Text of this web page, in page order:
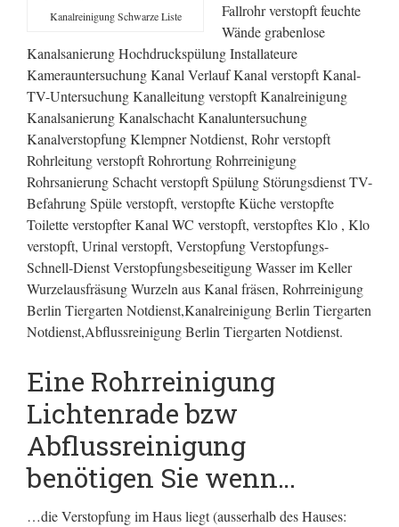
Kanalreinigung Schwarze Liste
Fallrohr verstopft feuchte
Wände grabenlose
Kanalsanierung Hochdruckspülung Installateure
Kamerauntersuchung Kanal Verlauf Kanal verstopft Kanal-
TV-Untersuchung Kanalleitung verstopft Kanalreinigung
Kanalsanierung Kanalschacht Kanaluntersuchung
Kanalverstopfung Klempner Notdienst, Rohr verstopft
Rohrleitung verstopft Rohrortung Rohrreinigung
Rohrsanierung Schacht verstopft Spülung Störungsdienst TV-
Befahrung Spüle verstopft, verstopfte Küche verstopfte
Toilette verstopfter Kanal WC verstopft, verstopftes Klo , Klo
verstopft, Urinal verstopft, Verstopfung Verstopfungs-
Schnell-Dienst Verstopfungsbeseitigung Wasser im Keller
Wurzelausfräsung Wurzeln aus Kanal fräsen, Rohrreinigung
Berlin Tiergarten Notdienst,Kanalreinigung Berlin Tiergarten
Notdienst,Abflussreinigung Berlin Tiergarten Notdienst.
Eine Rohrreinigung
Lichtenrade bzw
Abflussreinigung
benötigen Sie wenn…
…die Verstopfung im Haus liegt (ausserhalb des Hauses: